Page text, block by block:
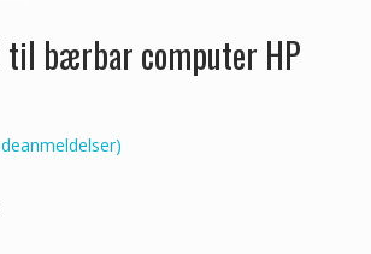
bærbar computer HP